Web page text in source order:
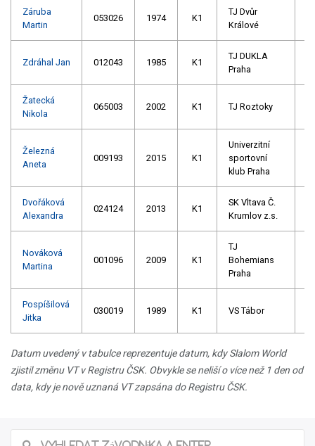
Záruba
Martin
053026 1974 K1
TJ Dvůr
Králové
Zdráhal Jan 012043 1985 K1
TJ DUKLA
Praha
Žatecká
Nikola
065003 2002 K1 TJ Roztoky
Železná
Aneta
009193 2015 K1
Univerzitní
sportovní
klub Praha
Dvořáková
Alexandra
024124 2013 K1
SK Vltava Č.
Krumlov z.s.
Nováková
Martina
001096 2009 K1
TJ
Bohemians
Praha
Pospíšilová
Jitka
030019 1989 K1 VS Tábor
Datum uvedený v tabulce reprezentuje datum, kdy Slalom World
zjistil změnu VT v Registru ČSK. Obvykle se neliší o více než 1 den od
data, kdy je nově uznaná VT zapsána do Registru ČSK.